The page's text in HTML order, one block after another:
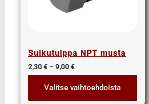
Laakerit – Nivelet – Vaijerit – Pultit –
Lämmitys
Lisävalot
MB special
Sulkutulppa NPT musta
2,30€ – 9,00€
Valitse vaihtoehdoista